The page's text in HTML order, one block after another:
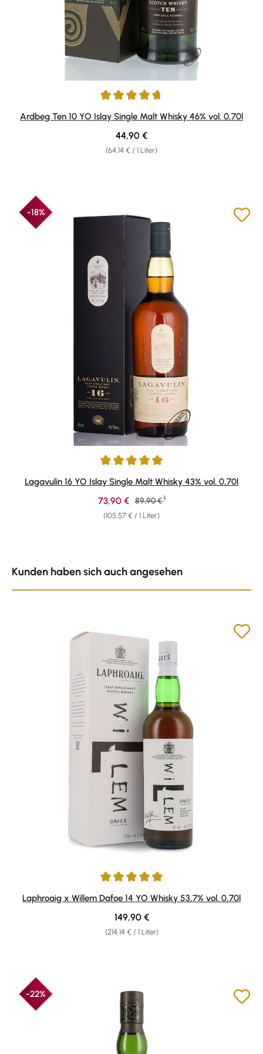
Durchschnittliche Bewertung von 4.87 von 5 Sternen
Ardbeg Ten 10 YO Islay Single Malt Whisky 46% vol. 0,70l
(64,14 € / 1 Liter)
Regulärer Preis:
44,90 €
-18%
Durchschnittliche Bewertung von 4.95 von 5 Sternen
Lagavulin 16 YO Islay Single Malt Whisky 43% vol. 0,70l
(105,57 € / 1 Liter)
Verkaufspreis:
73,90 € Regulärer Preis:
89,90 € 1
Kunden haben sich auch angesehen
Durchschnittliche Bewertung von 5 von 5 Sternen
Laphroaig x Willem Dafoe 14 YO Whisky 53,7% vol. 0,70l
(214,14 € / 1 Liter)
Regulärer Preis:
149,90 €
-22%